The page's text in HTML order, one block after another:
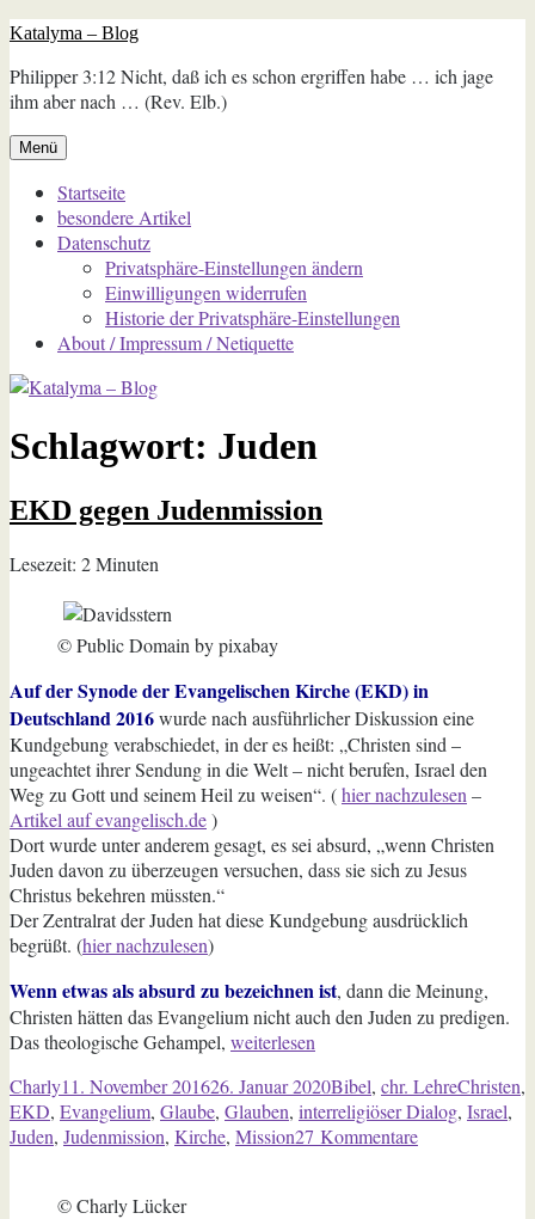
Zum
springen
Katalyma – Blog
Philipper 3:12 Nicht, daß ich es schon ergriffen habe … ich jage
ihm aber nach … (Rev. Elb.)
Menü
Startseite
besondere Artikel
Datenschutz
Privatsphäre-Einstellungen ändern
Einwilligungen widerrufen
Historie der Privatsphäre-Einstellungen
About / Impressum / Netiquette
Schlagwort: Juden
EKD gegen Judenmission
Lesezeit: 2Minuten
© Public Domain by pixabay
Auf der Synode der Evangelischen Kirche(EKD)in
Deutschland 2016wurde nach ausführlicher Diskussion eine
Kundgebung verabschiedet, in der es heißt: „Christen sind –
ungeachtet ihrer Sendung in die Welt – nicht berufen, Israel den
Weg zu Gott und seinem Heil zu weisen“. (hier nachzulesen –
Artikel auf evangelisch.de)
Dort wurde unter anderem gesagt, es sei absurd, „wenn Christen
Juden davon zu überzeugen versuchen, dass sie sich zu Jesus
Christus bekehren müssten.“
Der Zentralrat der Juden hat diese Kundgebung ausdrücklich
begrüßt. (hier nachzulesen)
Wenn etwas als absurd zu bezeichnen ist, dann die Meinung,
Christen hätten das Evangelium nicht auch den Juden zu predigen.
Das theologische Gehampel, „EKD
Judenmission“
weiterlesen
Autor
CharlyVeröffentlicht
am
11. November 201626. Januar 2020Kategorien
Bibel, chr. LehreChristen,
EKD, Evangelium, Glaube, Glauben, interreligiöser Dialog, Israel,
Juden, Judenmission, Kirche, Mission27 Kommentarezu
© Charly Lücker